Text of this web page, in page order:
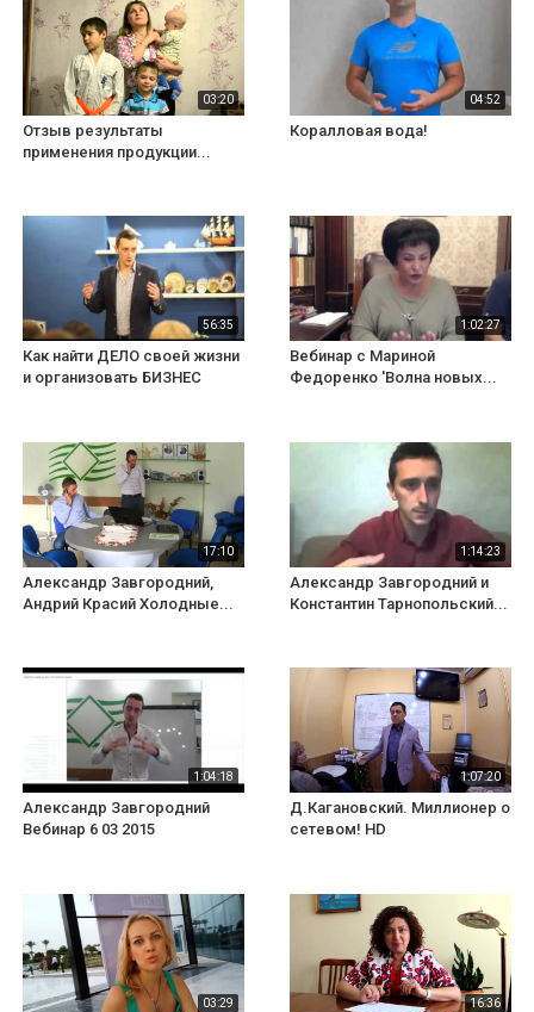
03:20
Отзыв результаты
применения продукции...
04:52
Коралловая вода!
56:35
Как найти ДЕЛО своей жизни
и организовать БИЗНЕС
1:02:27
Вебинар с Мариной
Федоренко 'Волна новых...
17:10
Александр Завгородний,
Андрий Красий Холодные...
1:14:23
Александр Завгородний и
Константин Тарнопольский...
1:04:18
Александр Завгородний
Вебинар 6 03 2015
1:07:20
Д.Кагановский. Миллионер о
сетевом! HD
03:29 16:36